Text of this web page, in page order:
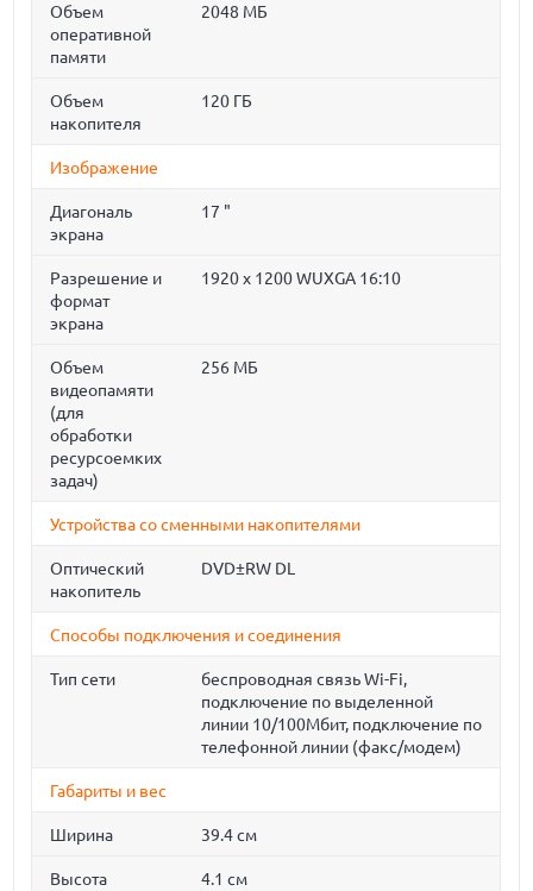
Объем
оперативной
памяти
2048 МБ
Объем
накопителя
120 ГБ
Изображение
Диагональ
экрана
17 "
Разрешение и
формат
экрана
1920 x 1200 WUXGA 16:10
Объем
видеопамяти
(для
обработки
ресурсоемких
задач)
256 МБ
Устройства со сменными накопителями
Оптический
накопитель
DVD±RW DL
Способы подключения и соединения
Тип сети
беспроводная связь Wi-Fi,
подключение по выделенной
линии 10/100Мбит, подключение по
телефонной линии (факс/модем)
Габариты и вес
Ширина 39.4 см
Высота 4.1 см